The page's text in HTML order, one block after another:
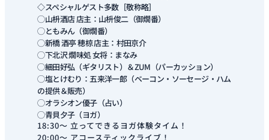
◇スペシャルゲスト多数［敬称略］
◯山枡酒店 店主：山枡俊二（御燗番）
◯ともみん（御燗番）
◯新橋 酒亭 穂椋 店主：村田京介
◯下北沢 燗味処 女将：まなみ
◯細田好弘（ギタリスト）＆ZUM（パーカッション）
◯塩とけむり：五来洋一郎（ベーコン・ソーセージ・ハム
の提供＆販売）
◯オラシオン優子（占い）
◯青貝夕子（ヨガ）
18:30～ 立ってできるヨガ体験タイム！
20:00～ アコースティックライブ！